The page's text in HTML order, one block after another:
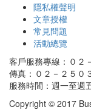
隱私權聲明
文章授權
常見問題
活動總覽
客戶服務專線：０２
傳真：０２－２５０
服務時間：週一至週
Copyright © 2017